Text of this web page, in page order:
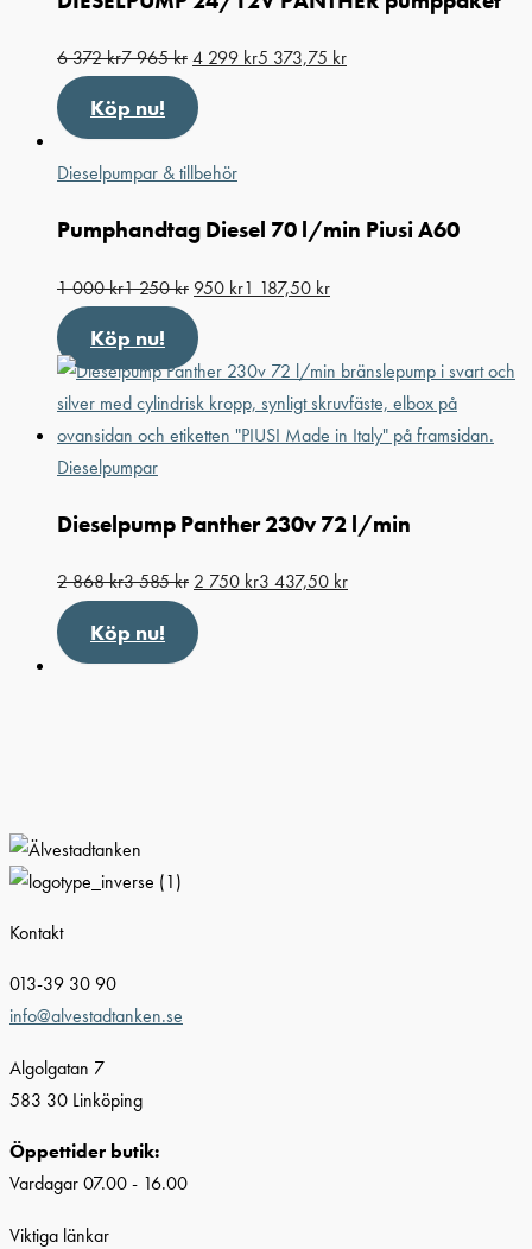
6 372kr7 965kr4 299 kr5 373,75 kr
Köp nu!
Dieselpumpar & tillbehör
Pumphandtag Diesel 70 l/min Piusi A60
1 000kr1 250kr950 kr1 187,50 kr
Köp nu!
Dieselpumpar
Dieselpump Panther 230v 72 l/min
2 868kr3 585kr 2 750 kr3 437,50 kr
Köp nu!
Kontakt
013-39 30 90
info@alvestadtanken.se
Algolgatan 7
583 30 Linköping
Öppettider butik:
Vardagar 07.00 - 16.00
Viktiga länkar